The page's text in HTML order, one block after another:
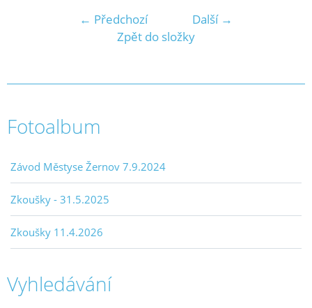
← Předchozí
Další →
Zpět do složky
Fotoalbum
Závod Městyse Žernov 7.9.2024
Zkoušky - 31.5.2025
Zkoušky 11.4.2026
Vyhledávání